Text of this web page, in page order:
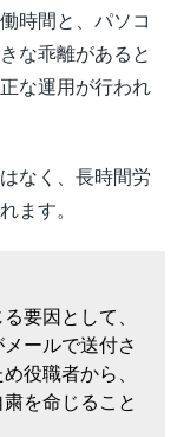
時間と、パソコ
な乖離があると
な運用が行われ
なく、長時間労
ます。
要因として、
ールで送付さ
役職者から、
を命じること